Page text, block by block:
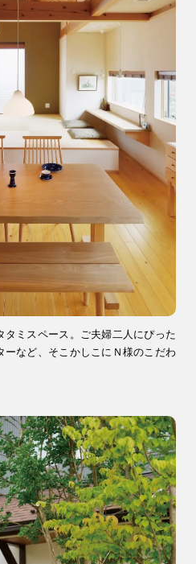
タミスペース。ご夫婦二人にぴった
ーなど、そこかしこにＮ様のこだわ